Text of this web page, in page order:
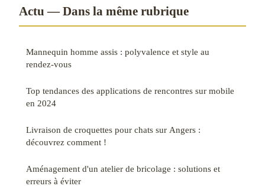
Actu — Dans la même rubrique
Mannequin homme assis : polyvalence et style au
rendez-vous
Top tendances des applications de rencontres sur mobile
en 2024
Livraison de croquettes pour chats sur Angers :
découvrez comment !
Aménagement d'un atelier de bricolage : solutions et
erreurs à éviter